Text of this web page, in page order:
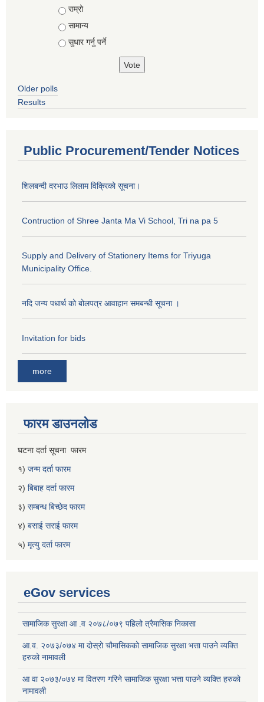
राम्रो
सामान्य
सुधार गर्नु पर्ने
Older polls
Results
Public Procurement/Tender Notices
शिलबन्दी दरभाउ लिलाम विक्रिको सूचना।
Contruction of Shree Janta Ma Vi School, Tri na pa 5
Supply and Delivery of Stationery Items for Triyuga
Municipality Office.
नदि जन्य पधार्थ को बोलपत्र आवाहान समबन्धी सूचना ।
Invitation for bids
more
फारम डाउनलोड
घटना दर्ता सूचना फारम
१) जन्म दर्ता फारम
२) बिबाह दर्ता फारम
३) सम्बन्ध बिच्छेद फारम
४) बसाई सराई फारम
५) मृत्यु दर्ता फारम
eGov services
सामाजिक सुरक्षा आ .व २०७८/०७९ पहिलो त्रैमासिक निकासा
आ.व. २०७३/०७४ मा दोस्रो चौमासिकको सामाजिक सुरक्षा भत्ता पाउने व्यक्ति
हरुको नामावली
आ वा २०७३/०७४ मा वितरण गरिने सामाजिक सुरक्षा भत्ता पाउने व्यक्ति हरुको
नामावली